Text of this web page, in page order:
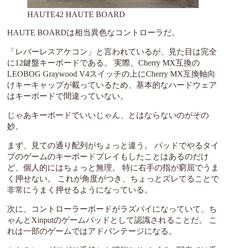
HAUTE42 HAUTE BOARD
HAUTE BOARDは相当異色なコントローラだ。
「レバーレスアケコン」と言われているが、見た目は完全
に12鍵盤キーボードである。 実際、Cherry MX互換の
LEOBOG Graywood V4スイッチの上にCherry MX互換軸向
けキーキャップが載っているため、基本的なハードウェア
はキーボードで間違っていない。
じゃあキーボードでいいじゃん、とはならないのがその
妙。
まず、見ての通り配列がちょっと違う。 パッドでやるタイ
プのゲームのキーボードプレイもしたことはあるのだけ
ど、個人的にはちょっと無理。 特に右手の指が窮屈でうま
く押せない。 これが角度がつき、ちょっとズレてることで
非常にうまく押せるようになっている。
次に、コントローラーボードがラズパイになっていて、ち
ゃんとXinputのゲームパッドとして認識されることだ。 こ
れは一部のゲームではアドバンテージになる。